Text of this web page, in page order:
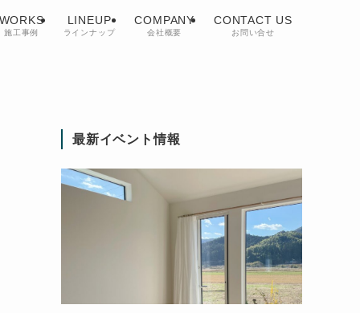
施工事例
LINEUP
ラインナップ
COMPANY
会社概要
CONTACT US
お問い合せ
最新イベント情報